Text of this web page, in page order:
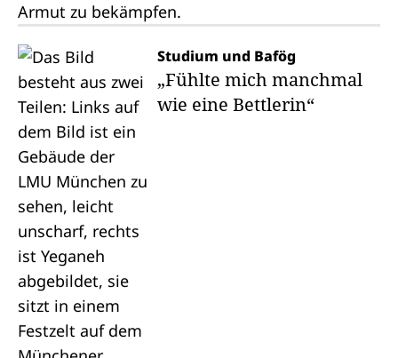
Armut zu bekämpfen.
Studium und Bafög
„Fühlte mich manchmal
wie eine Bettlerin“